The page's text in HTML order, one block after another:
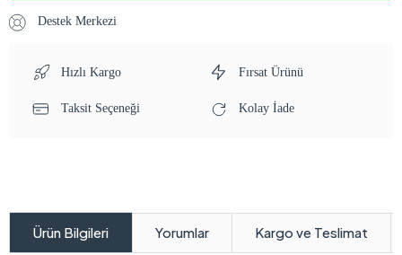
Destek Merkezi
Hızlı Kargo Fırsat Ürünü
Taksit Seçeneği Kolay İade
Ürün Bilgileri Yorumlar Kargo ve Teslimat